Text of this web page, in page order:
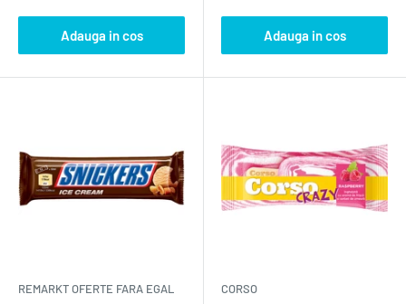
Adauga in cos Adauga in cos
REMARKT OFERTE FARA EGAL CORSO